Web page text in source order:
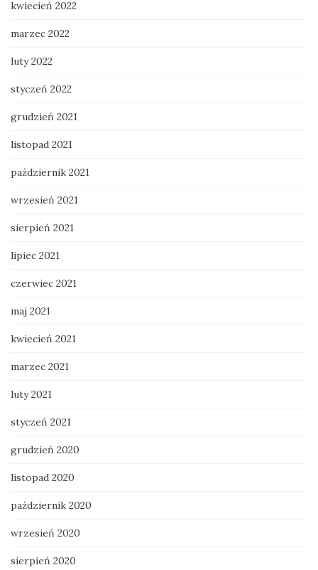
kwiecień 2022
marzec 2022
luty 2022
styczeń 2022
grudzień 2021
listopad 2021
październik 2021
wrzesień 2021
sierpień 2021
lipiec 2021
czerwiec 2021
maj 2021
kwiecień 2021
marzec 2021
luty 2021
styczeń 2021
grudzień 2020
listopad 2020
październik 2020
wrzesień 2020
sierpień 2020